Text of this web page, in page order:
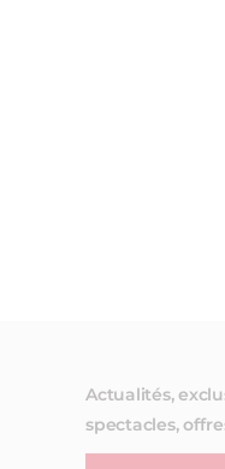
Actualités,
spectacles,